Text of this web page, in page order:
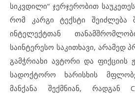
სიკვდილი“ ჯერჯერობით
რომ კარგი ტექსტი შეიძლება
ინტელექტთან
საინტერესო საკითხავი, არამედ
გამჭრიახი ავტორი და ფიქციის
სადოქტორო ხარისხის
მანქანა შექმნიან, რადგან